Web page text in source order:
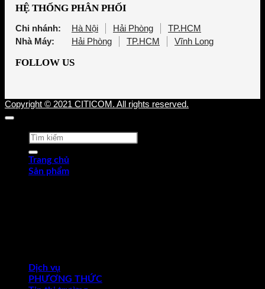
HỆ THỐNG PHÂN PHỐI
Chi nhánh: Hà Nội Hải Phòng
TP.HCM
Nhà Máy:
Hải Phòng TP.HCM Vĩnh Long
FOLLOW US
Copyright © 2021 CITICOM. All rights reserved.
Tìm
kiếm:
Trang chủ
Sản phẩm
Dịch vụ
PHƯƠNG THỨC